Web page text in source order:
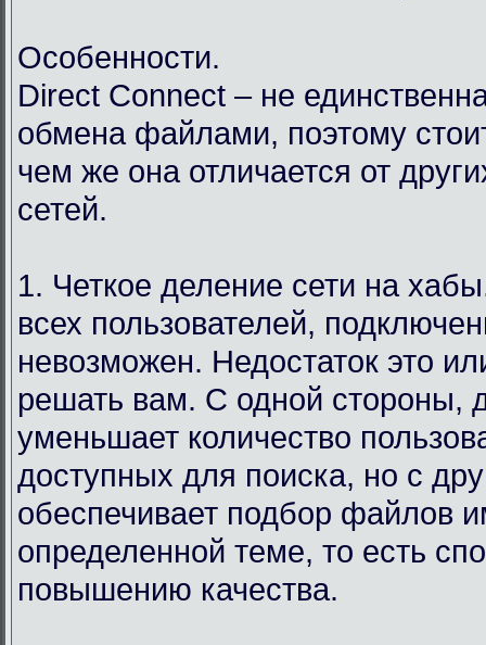
Особенности.
Direct Connect – не
обмена файлами, поэтому
чем же она отличается от
сетей.
1. Четкое деление сети на
всех пользователей,
невозможен. Недостаток это
решать вам. С одной стороны,
уменьшает количество
доступных для поиска, но с
обеспечивает подбор файлов
определенной теме, то есть
повышению качества.